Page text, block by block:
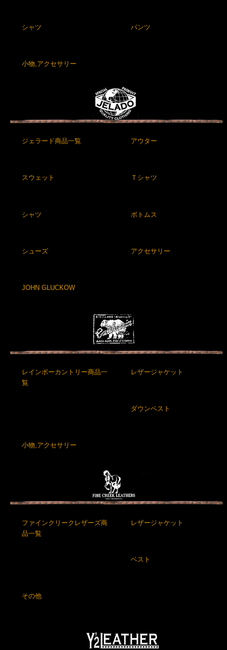
シャツ パンツ
小物,アクセサリー
ジェラード商品一覧 アウター
スウェット Ｔシャツ
シャツ ボトムス
シューズ アクセサリー
JOHN GLUCKOW
レインボーカントリー商品一
覧
レザージャケット
ダウンベスト
小物,アクセサリー
ファインクリークレザーズ商
品一覧
レザージャケット
ベスト
その他